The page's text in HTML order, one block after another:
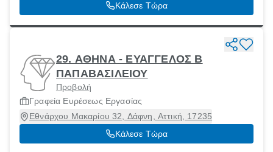
Κάλεσε Τώρα
29. ΑΘΗΝΑ - ΕΥΑΓΓΕΛΟΣ Β
ΠΑΠΑΒΑΣΙΛΕΙΟΥ
Προβολή
Γραφεία Ευρέσεως Εργασίας
Εθνάρχου Μακαρίου 32, Δάφνη, Αττική, 17235
Κάλεσε Τώρα